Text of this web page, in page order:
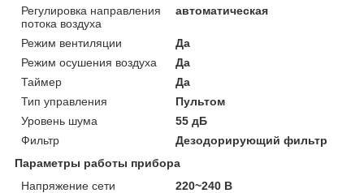
Регулировка направления
потока воздуха
автоматическая
Режим вентиляции
Да
Режим осушения воздуха
Да
Таймер
Да
Тип управления
Пультом
Уровень шума
55 дБ
Фильтр
Дезодорирующий фильтр
Параметры работы прибора
Напряжение сети
220~240 В